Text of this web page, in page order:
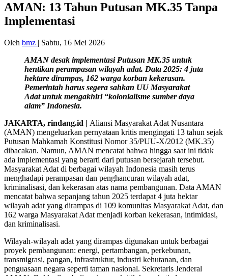
AMAN: 13 Tahun Putusan MK.35 Tanpa
Implementasi
Oleh bmz | Sabtu, 16 Mei 2026
AMAN desak implementasi Putusan MK.35 untuk
hentikan perampasan wilayah adat. Data 2025: 4 juta
hektare dirampas, 162 warga korban kekerasan.
Pemerintah harus segera sahkan UU Masyarakat
Adat untuk mengakhiri “kolonialisme sumber daya
alam” Indonesia.
JAKARTA, rindang.id | Aliansi Masyarakat Adat Nusantara
(AMAN) mengeluarkan pernyataan kritis mengingati 13 tahun sejak
Putusan Mahkamah Konstitusi Nomor 35/PUU-X/2012 (MK.35)
dibacakan. Namun, AMAN mencatat bahwa hingga saat ini tidak
ada implementasi yang berarti dari putusan bersejarah tersebut.
Masyarakat Adat di berbagai wilayah Indonesia masih terus
menghadapi perampasan dan penghancuran wilayah adat,
kriminalisasi, dan kekerasan atas nama pembangunan. Data AMAN
mencatat bahwa sepanjang tahun 2025 terdapat 4 juta hektar
wilayah adat yang dirampas di 109 komunitas Masyarakat Adat, dan
162 warga Masyarakat Adat menjadi korban kekerasan, intimidasi,
dan kriminalisasi.
Wilayah-wilayah adat yang dirampas digunakan untuk berbagai
proyek pembangunan: energi, pertambangan, perkebunan,
transmigrasi, pangan, infrastruktur, industri kehutanan, dan
penguasaan negara seperti taman nasional. Sekretaris Jenderal